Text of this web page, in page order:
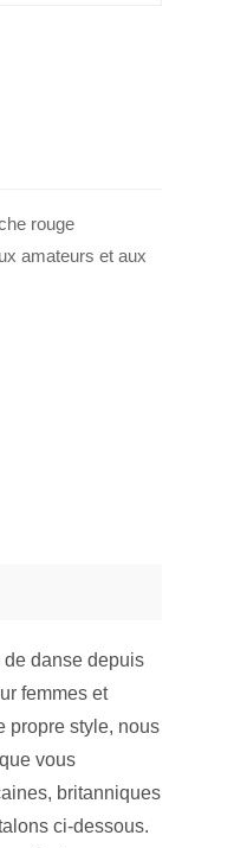
rouge
amateurs et aux
de danse depuis
femmes et
propre style, nous
vous
britanniques
ci-dessous.